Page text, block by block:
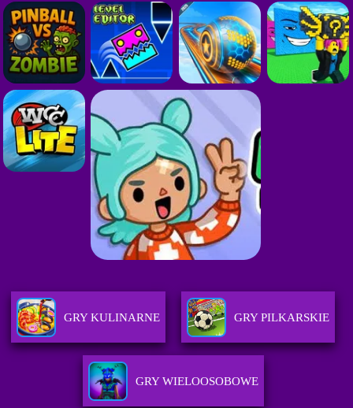
GRY KULINARNE GRY PILKARSKIE
GRY WIELOOSOBOWE